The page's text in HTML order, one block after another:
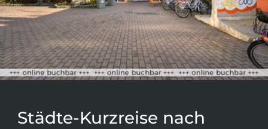
Städte-Kurzreise nach